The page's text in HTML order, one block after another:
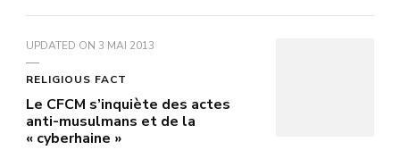
UPDATED ON 3 MAI 2013
RELIGIOUS FACT
Le CFCM s’inquiète des actes
anti-musulmans et de la
« cyberhaine »